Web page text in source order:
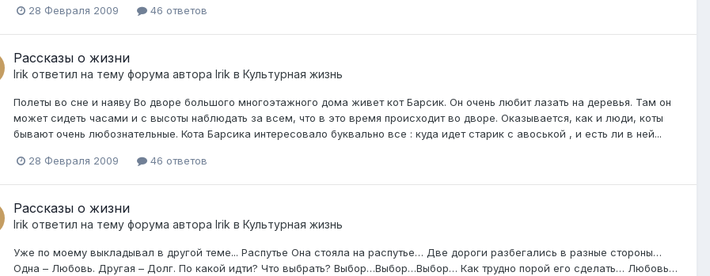
28 Февраля 2009 46 ответов
Рассказы о жизни
Irik ответил на тему форума автора Irik в Культурная жизнь
Полеты во сне и наяву Во дворе большого многоэтажного дома живет кот Барсик. Он очень любит лазать на деревья. Там он
может сидеть часами и с высоты наблюдать за всем, что в это время происходит во дворе. Оказывается, как и люди, коты
бывают очень любознательные. Кота Барсика интересовало буквально все : куда идет старик с авоськой , и есть ли в ней...
28 Февраля 2009 46 ответов
Рассказы о жизни
Irik ответил на тему форума автора Irik в Культурная жизнь
Уже по моему выкладывал в другой теме... Распутье Она стояла на распутье… Две дороги разбегались в разные стороны…
Одна – Любовь. Другая – Долг. По какой идти? Что выбрать? Выбор…Выбор…Выбор… Как трудно порой его сделать… Любовь…